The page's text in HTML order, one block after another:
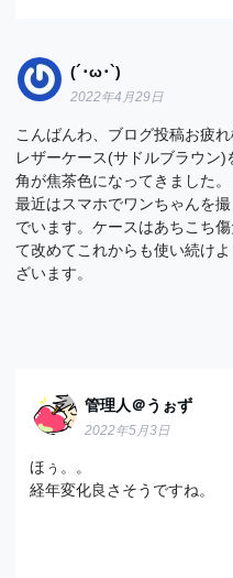
(´･ω･`)
2022年4月29日
こんばんわ、ブログ投稿お疲れ
レザーケース(サドルブラウン)
角が焦茶色になってきました。
最近はスマホでワンちゃんを
でいます。ケースはあちこち
て改めてこれからも使い続け
ざいます。
管理人＠うぉず
2022年5月3日
ほぅ。。
経年変化良さそうですね。